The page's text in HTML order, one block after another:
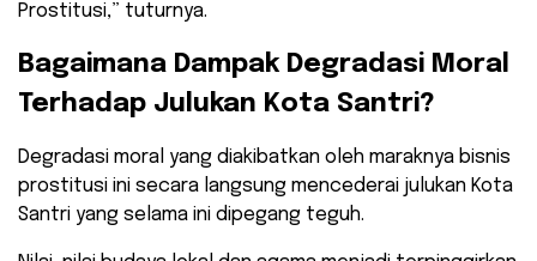
Prostitusi,” tuturnya.
​Bagaimana Dampak Degradasi Moral
Terhadap Julukan Kota Santri?
​Degradasi moral yang diakibatkan oleh maraknya bisnis
prostitusi ini secara langsung mencederai julukan Kota
Santri yang selama ini dipegang teguh.